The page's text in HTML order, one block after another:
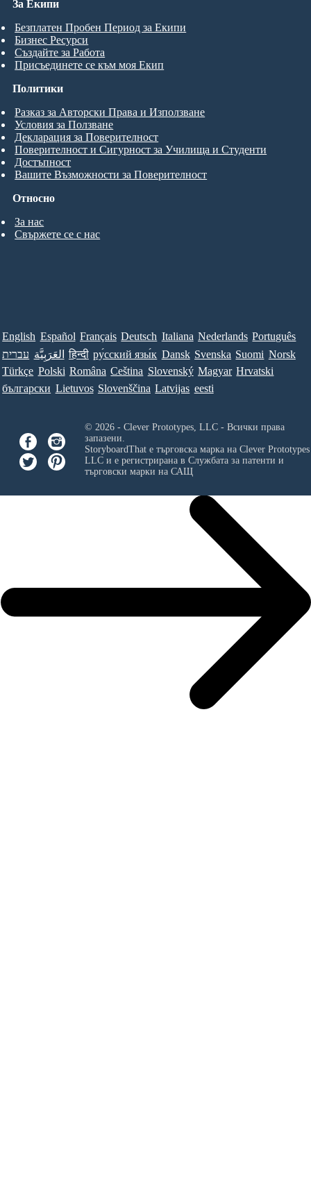
За Екипи
Безплатен Пробен Период за Екипи
Бизнес Ресурси
Създайте за Работа
Присъединете се към моя Екип
Относно
За нас
Свържете се с нас
Политики
Разказ за Авторски Права и Използване
Условия за Ползване
Декларация за Поверителност
Поверителност и Сигурност за Училища и Студенти
Достъпност
Вашите Възможности за Поверителност
English Español Français Deutsch Italiana Nederlands Português
עברית العَرَبِيَّة हिन्दी ру́сский язы́к Dansk Svenska Suomi Norsk
Türkçe Polski Româna Ceština Slovenský Magyar Hrvatski
български Lietuvos Slovenščina Latvijas eesti
© 2026 - Clever Prototypes, LLC - Всички права
запазени.
StoryboardThat е търговска марка на Clever
LLCи е регистрирана в Службата за патенти и
търговски марки на САЩ